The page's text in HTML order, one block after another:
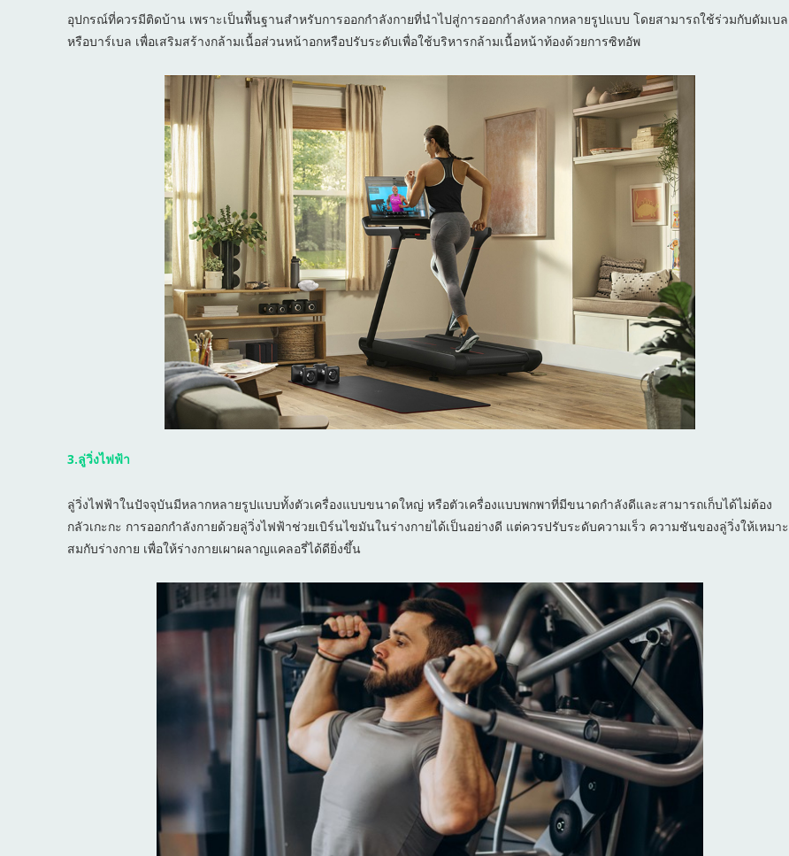
อุปกรณ์ที่ควรมีติดบ้าน เพราะเป็นพื้นฐานสำหรับการออกกำลังกายที่นำไปสู่การออกกำลังหลากหลายรูปแบบ โดยสามารถใช้ร่วมกับดัมเบล
หรือบาร์เบล เพื่อเสริมสร้างกล้ามเนื้อส่วนหน้าอกหรือปรับระดับเพื่อใช้บริหารกล้ามเนื้อหน้าท้องด้วยการซิทอัพ
3.ลู่วิ่งไฟฟ้า
ลู่วิ่งไฟฟ้าในปัจจุบันมีหลากหลายรูปแบบทั้งตัวเครื่องแบบขนาดใหญ่ หรือตัวเครื่องแบบพกพาที่มีขนาดกำลังดีและสามารถเก็บได้ไม่ต้อง
กลัวเกะกะ การออกกำลังกายด้วยลู่วิ่งไฟฟ้าช่วยเบิร์นไขมันในร่างกายได้เป็นอย่างดี แต่ควรปรับระดับความเร็ว ความชันของลู่วิ่งให้เหมาะ
สมกับร่างกาย เพื่อให้ร่างกายเผาผลาญแคลอรี่ได้ดียิ่งขึ้น